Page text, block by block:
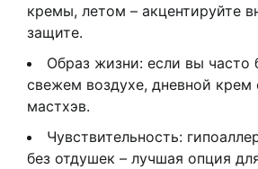
кремы, летом – акцентируйте
защите.
Образ жизни: если вы часто
свежем воздухе, дневной
мастхэв.
Чувствительность:
без отдушек – лучшая опция